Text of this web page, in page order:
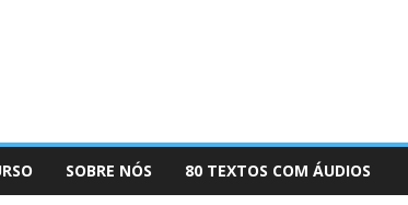
SOBRE NÓS 80 TEXTOS COM ÁUDIOS